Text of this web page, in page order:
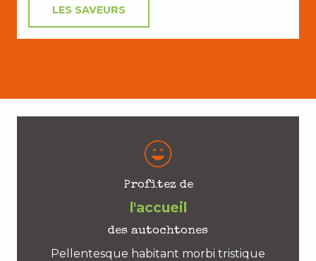
LES SAVEURS
Profitez de
l'accueil
des autochtones
Pellentesque habitant morbi tristique